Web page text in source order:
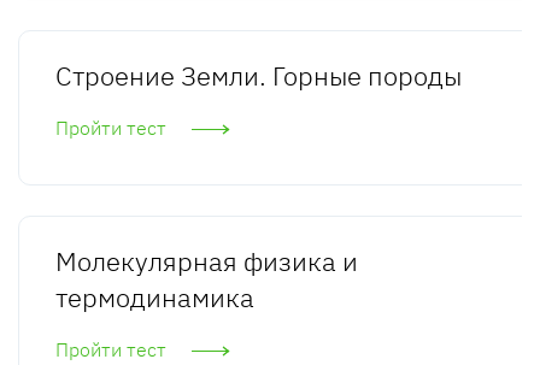
Строение Земли. Горные породы
Пройти тест
Молекулярная физика и
термодинамика
Пройти тест